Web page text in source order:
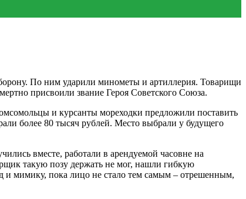
По ним ударили минометы и артиллерия. Товарищи
присвоили звание Героя Советского Союза.
и курсанты мореходки предложили поставить
более 80 тысяч рублей. Место выбрали у будущего
вместе, работали в арендуемой часовне на
такую позу держать не мог, нашли гибкую
и мимику, пока лицо не стало тем самым – отрешенным,